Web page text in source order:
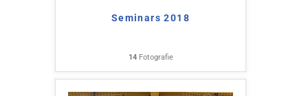
Seminars 2018
14Fotografie